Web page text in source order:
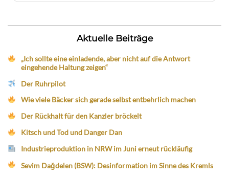
Aktuelle Beiträge
„Ich sollte eine einladende, aber nicht auf die Antwort
eingehende Haltung zeigen“
Der Ruhrpilot
Wie viele Bäcker sich gerade selbst entbehrlich machen
Der Rückhalt für den Kanzler bröckelt
Kitsch und Tod und Danger Dan
Industrieproduktion in NRW im Juni erneut rückläufig
Sevim Dağdelen (BSW): Desinformation im Sinne des Kremls